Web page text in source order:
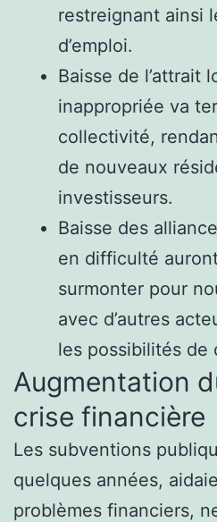
restreignant ainsi
d’emploi.
Baisse de l’attrait
inappropriée va
collectivité,
de nouveaux
investisseurs.
Baisse des
en difficulté
surmonter pour
avec d’autres
les possibilités de
Augmentation
crise financière
Les subventions
quelques années,
problèmes financiers,